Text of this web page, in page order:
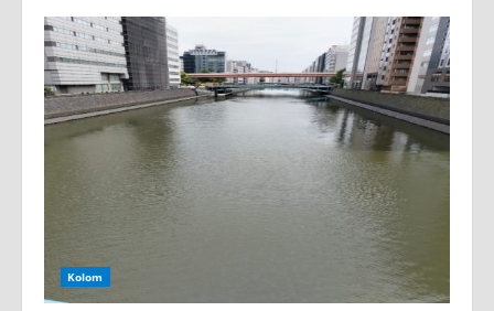
Kolom